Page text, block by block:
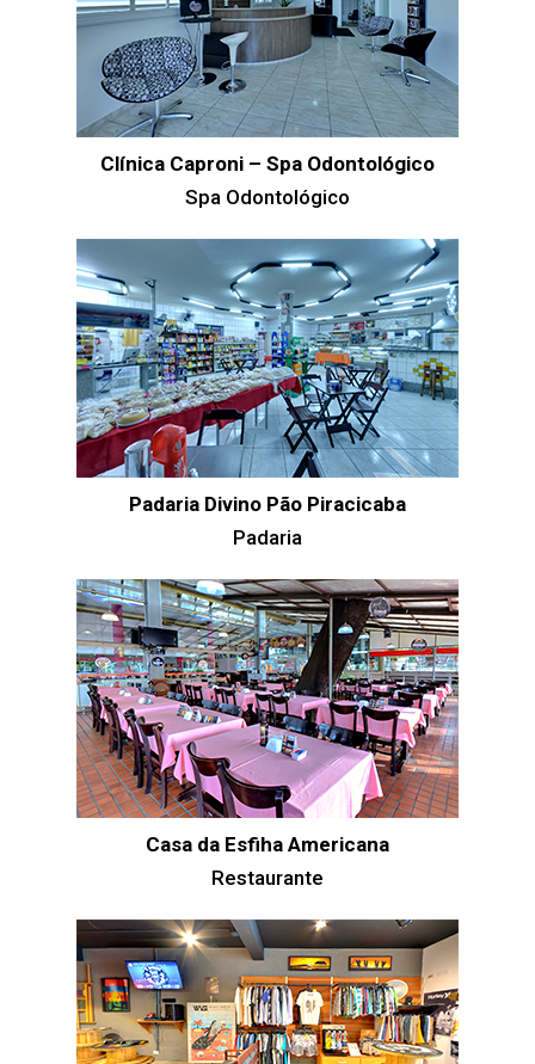
Clínica Caproni – Spa Odontológico
Spa Odontológico
Padaria Divino Pão Piracicaba
Padaria
Casa da Esfiha Americana
Restaurante